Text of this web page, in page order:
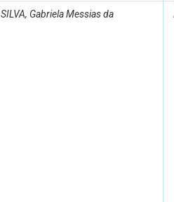
SILVA, Gabriela Messias da